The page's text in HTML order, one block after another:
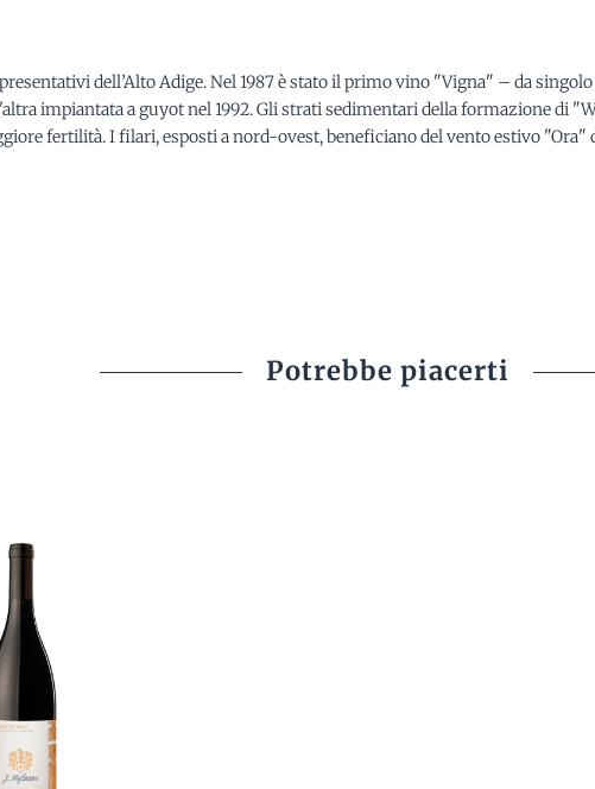
dell’Alto Adige. Nel 1987 è stato il primo vino "Vigna" – da
impiantata a guyot nel 1992. Gli strati sedimentari della formazione di
fertilità. I filari, esposti a nord-ovest, beneficiano del vento estivo "Ora"
Potrebbe piacerti